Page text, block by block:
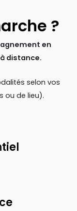
?​
en
distance.
selon vos
ou de lieu).